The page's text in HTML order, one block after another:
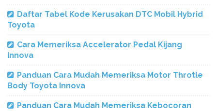
Daftar Tabel Kode Kerusakan DTC Mobil Hybrid
Toyota
Cara Memeriksa Accelerator Pedal Kijang
Innova
Panduan Cara Mudah Memeriksa Motor Throtle
Body Toyota Innova
Panduan Cara Mudah Memeriksa Kebocoran